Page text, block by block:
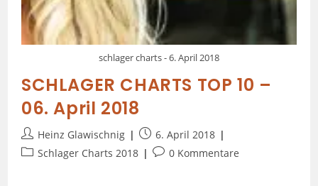
schlager charts - 6. April 2018
SCHLAGER CHARTS TOP 10 –
06. April 2018
Heinz Glawischnig
6. April 2018
Schlager Charts 2018
0 Kommentare